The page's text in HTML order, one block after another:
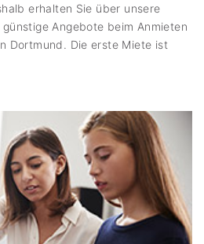
erhalten Sie über unsere
günstige Angebote beim Anmieten
Dortmund. Die erste Miete ist